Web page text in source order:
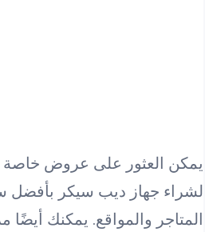
يمكن العثور على عروض خاصة
لشراء جهاز ديب سيكر بأفضل
المتاجر والمواقع. يمكنك